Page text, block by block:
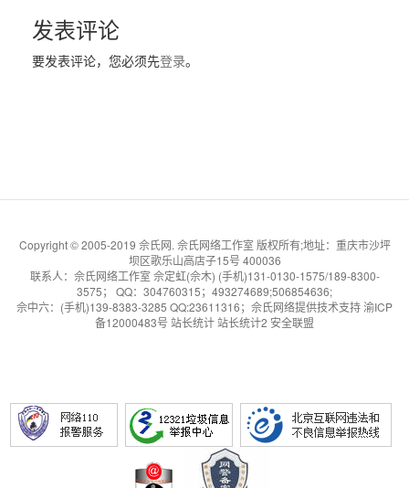
发表评论
要发表评论，您必须先登录。
Copyright © 2005-2019 佘氏网. 佘氏网络工作室 版权所有;地址：重庆市沙坪
坝区歌乐山高店子15号 400036
联系人：佘氏网络工作室 佘定虹(佘木) (手机)131-0130-1575/189-8300-
3575； QQ：304760315；493274689;506854636;
佘中六：(手机)139-8383-3285 QQ:23611316； 佘氏网络提供技术支持渝ICP
备12000483号 站长统计站长统计2 安全联盟